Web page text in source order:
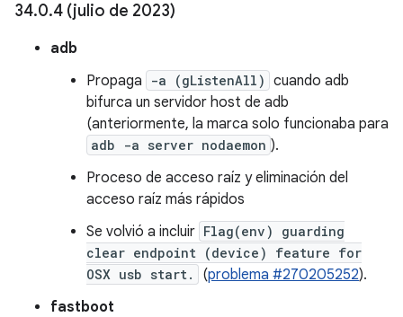
34.0.4 (julio de 2023)
adb
Propaga
-a (gListenAll) cuando adb
bifurca un servidor host de adb
(anteriormente, la marca solo funcionaba para
adb -a server nodaemon ).
Proceso de acceso raíz y eliminación del
acceso raíz más rápidos
Se volvió a incluir Flag(env) guarding
clear endpoint (device) feature for
OSX usb start.
(problema #270205252).
fastboot